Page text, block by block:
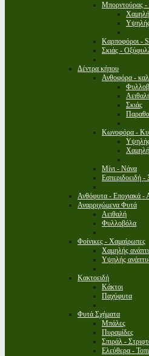
Μπορντούρας -
Καρποφόροι -
Σκιάς -
Δέντρα κήπου
Ανθοφόρα -
Σκιάς
Κωνοφόρα -
Μίνι - Νάνα
Εσπεριδοειδή -
Ανθόφυτα - Εποχιακά -
Αναρριχώμενα Φυτά
Αειθαλή
Φυλλοβόλα
Φοίνικες - Χαμαίρωπες
Χαμηλής
Υψηλής
Κακτοειδή
Κάκτοι
Παχύφυτα
Φυτά Σχήματα
Μπάλες
Πυραμίδες
Σπιράλ -
Ελεύθερα -